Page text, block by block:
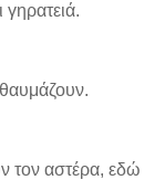
τον αστέρα, εδώ